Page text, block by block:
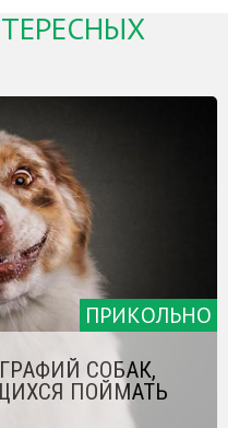
ПРИКОЛЬНО
СОБАК,
ПОЙМАТЬ